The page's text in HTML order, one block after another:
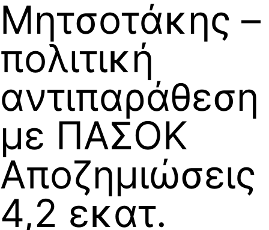
Μητσοτάκης –
πολιτική
αντιπαράθεση
με ΠΑΣΟΚ
Αποζημιώσεις
4,2 εκατ.